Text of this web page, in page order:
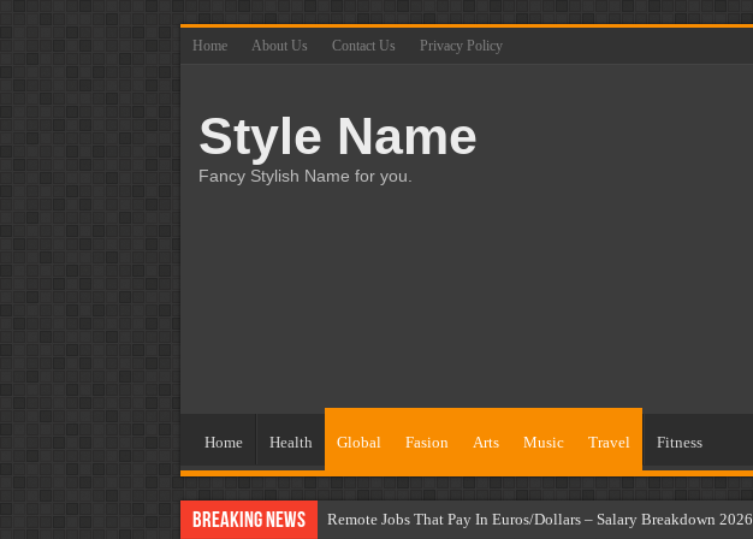
Home About Us Contact Us Privacy Policy
Style Name
Fancy Stylish Name for you.
Home Health Global Fasion Arts Music Travel Fitness
Breaking News Remote Jobs That Pay In Euros/Dollars – Salary Breakdown 2026